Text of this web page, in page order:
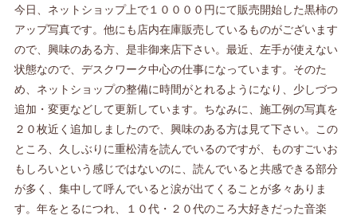
今日、ネットショップ上で１００００円にて販売開始した黒柿の
アップ写真です。他にも店内在庫販売しているものがございます
ので、興味のある方、是非御来店下さい。最近、左手が使えない
状態なので、デスクワーク中心の仕事になっています。そのた
め、ネットショップの整備に時間がとれるようになり、少しづつ
追加・変更などして更新しています。ちなみに、施工例の写真を
２０枚近く追加しましたので、興味のある方は見て下さい。この
ところ、久しぶりに重松清を読んでいるのですが、ものすごいお
もしろいという感じではないのに、読んでいると共感できる部分
が多く、集中して呼んでいると涙が出てくることが多々ありま
す。年をとるにつれ、１０代・２０代のころ大好きだった音楽